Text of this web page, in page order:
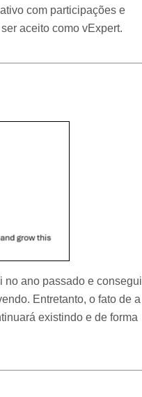
com participações e
aceito como vExpert.
no ano passado e consegui
Entretanto, o fato de a
existindo e de forma